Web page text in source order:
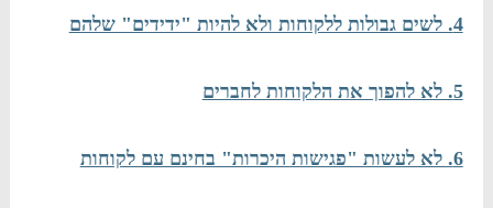
4. לשים גבולות ללקוחות ולא להיות "ידידים" שלהם
5. לא להפוך את הלקוחות לחברים
6. לא לעשות "פגישות היכרות" בחינם עם לקוחות